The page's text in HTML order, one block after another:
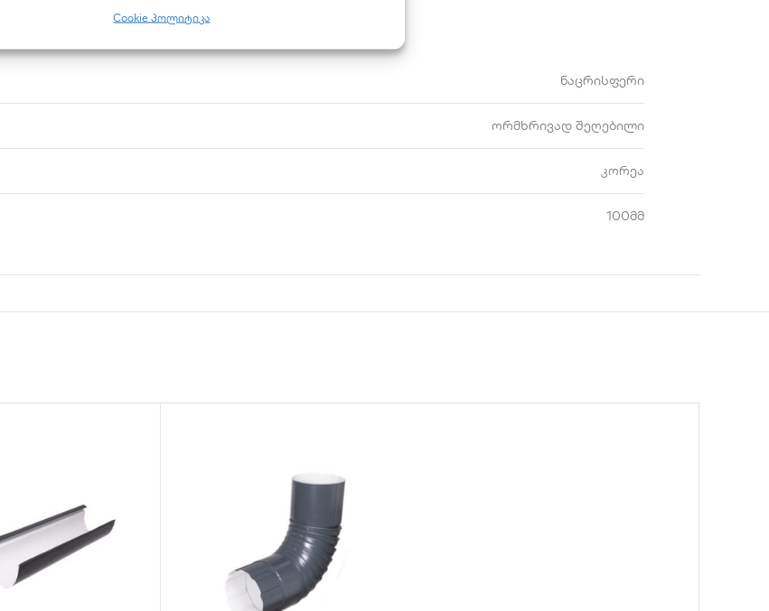
Cookie პოლიტიკა
წამში.
ნაცრისფერი
ორმხრივად შეღებილი
კორეა
100მმ